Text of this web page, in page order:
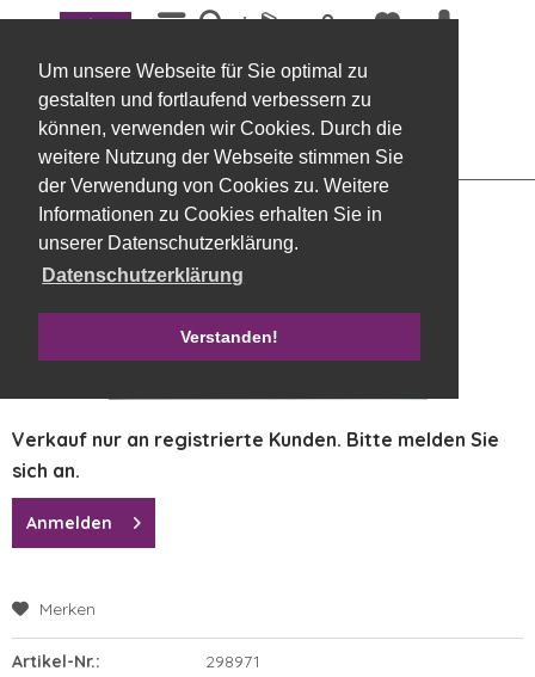
Um unsere Webseite für Sie optimal zu
gestalten und fortlaufend verbessern zu
können, verwenden wir Cookies. Durch die
weitere Nutzung der Webseite stimmen Sie
der Verwendung von Cookies zu. Weitere
Informationen zu Cookies erhalten Sie in
unserer Datenschutzerklärung.
Datenschutzerklärung
Verstanden!
Menü
Übersicht Picks
Pfingstrosen Bund x 8, 34 cm rosa
Verkauf nur an registrierte Kunden. Bitte melden Sie
sich an.
Anmelden
Merken
Artikel-Nr.:
298971